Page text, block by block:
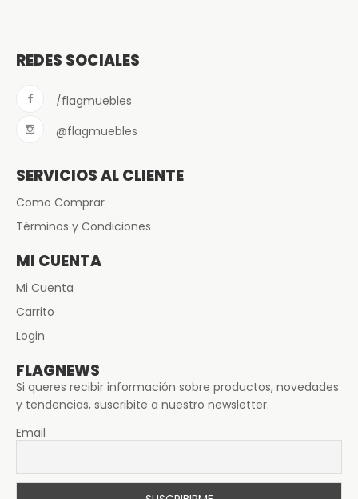
REDES SOCIALES
/flagmuebles
@flagmuebles
SERVICIOS AL CLIENTE
Como Comprar
Términos y Condiciones
MI CUENTA
Mi Cuenta
Carrito
Login
FLAGNEWS
Si queres recibir información sobre productos, novedades
y tendencias, suscribite a nuestro newsletter.
Email